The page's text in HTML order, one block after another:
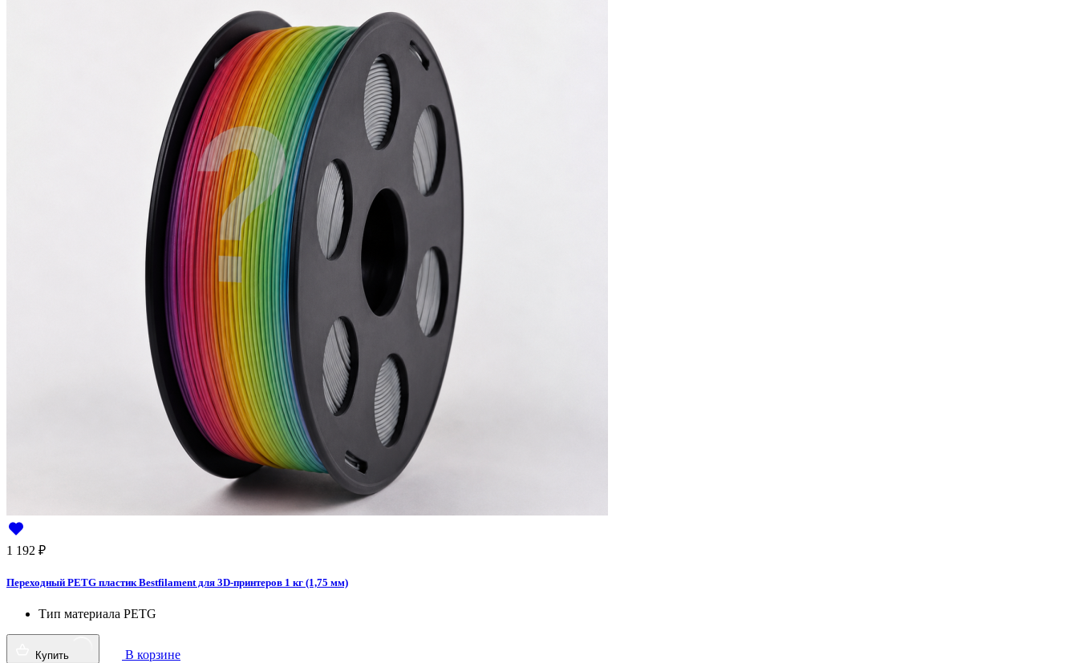
1 192 ₽
Переходный PETG пластик Bestfilament для 3D-принтеров 1 кг (1,75 мм)
Тип материала PETG
Купить В корзине